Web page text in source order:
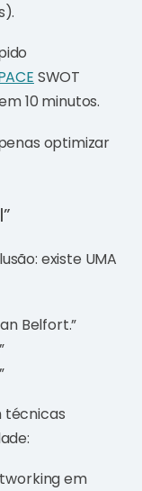
SWOT
10 minutos.
optimizar
existe UMA
Belfort.”
técnicas
em